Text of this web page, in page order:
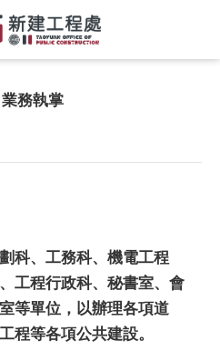
業務執掌
科、工務科、機電工程
工程行政科、秘書室、會
等單位，以辦理各項道
程等各項公共建設。